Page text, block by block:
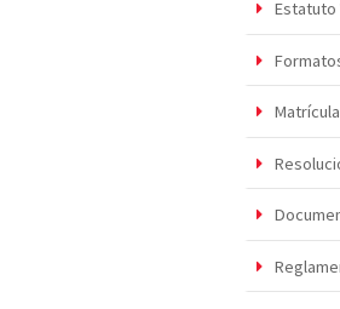
Estatuto